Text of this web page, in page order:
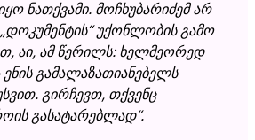
ნათქვამი. მოჩხუბარიძემ არ
დოკუმენტის“ უქონლობის გამო
აი, ამ წერილს: ხელმეორედ
გამალაზათიანებელს
გირჩევთ, თქვენც
გასატარებლად“.